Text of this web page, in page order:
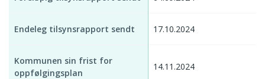
Endeleg tilsynsrapport sendt 17.10.2024
Kommunen sin frist for
oppfølgingsplan
14.11.2024